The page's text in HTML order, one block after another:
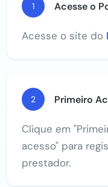
1 Acesse o
Acesse o site do
2 Primeiro
Clique em
acesso" para
prestador.